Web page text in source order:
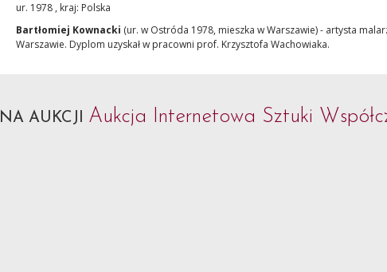
ur. 1978 , kraj: Polska
Bartłomiej Kownacki (ur. w Ostróda 1978, mieszka w Warszawie) - artysta
Warszawie. Dyplom uzyskał w pracowni prof. Krzysztofa Wachowiaka.
NA AUKCJI Aukcja Internetowa Sztuki